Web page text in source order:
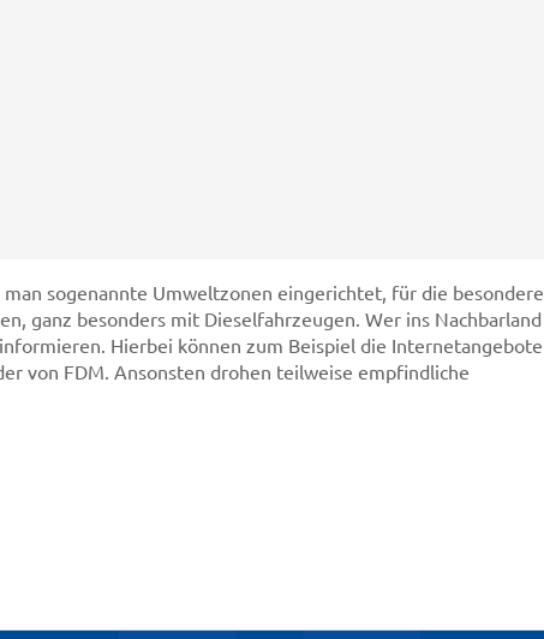
sogenannte Umweltzonen eingerichtet, für die besondere
ganz besonders mit Dieselfahrzeugen. Wer ins Nachbarland
Hierbei können zum Beispiel die Internetangebote
von FDM. Ansonsten drohen teilweise empfindliche